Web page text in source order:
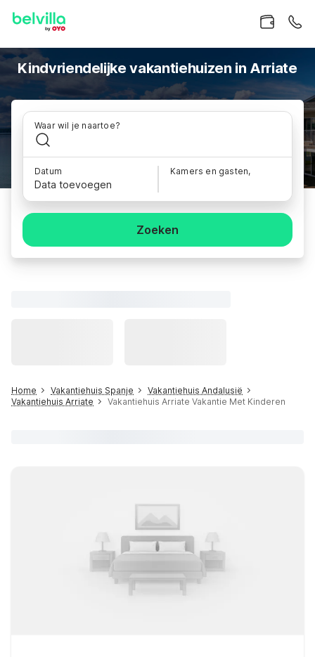
Kindvriendelijke vakantiehuizen in Arriate
Waar wil je naartoe?
Datum
Data toevoegen
Kamers en gasten,
Zoeken
Home Vakantiehuis Spanje
Vakantiehuis Andalusië
Vakantiehuis Arriate
Vakantiehuis Arriate Vakantie Met Kinderen